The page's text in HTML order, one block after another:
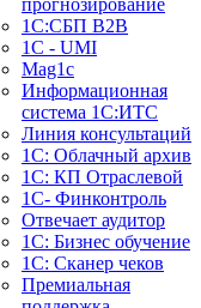
прогнозирование
1С:СБП B2B
1C - UMI
Mag1c
Информационная
система 1С:ИТС
Линия консультаций
1С: Облачный архив
1С: КП Отраслевой
1С- Финконтроль
Отвечает аудитор
1С: Бизнес обучение
1С: Сканер чеков
Премиальная